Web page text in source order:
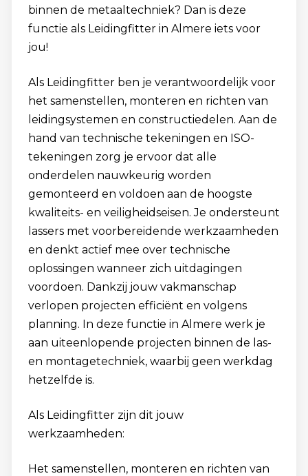
binnen de metaaltechniek? Dan is deze
functie als Leidingfitter in Almere iets voor
jou!
Als Leidingfitter ben je verantwoordelijk voor
het samenstellen, monteren en richten van
leidingsystemen en constructiedelen. Aan de
hand van technische tekeningen en ISO-
tekeningen zorg je ervoor dat alle
onderdelen nauwkeurig worden
gemonteerd en voldoen aan de hoogste
kwaliteits- en veiligheidseisen. Je ondersteunt
lassers met voorbereidende werkzaamheden
en denkt actief mee over technische
oplossingen wanneer zich uitdagingen
voordoen. Dankzij jouw vakmanschap
verlopen projecten efficiënt en volgens
planning. In deze functie in Almere werk je
aan uiteenlopende projecten binnen de las-
en montagetechniek, waarbij geen werkdag
hetzelfde is.
Als Leidingfitter zijn dit jouw
werkzaamheden:
Het samenstellen, monteren en richten van